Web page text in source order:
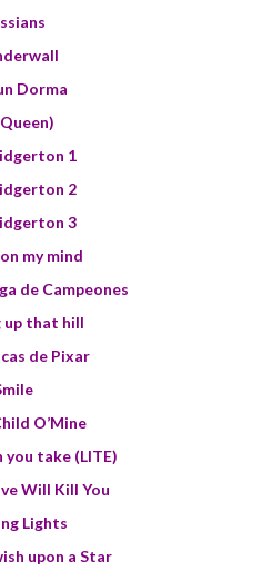
Dorma
1
2
3
my mind
de Campeones
up that hill
de Pixar
O’Mine
you take (LITE)
Will Kill You
Lights
upon a Star